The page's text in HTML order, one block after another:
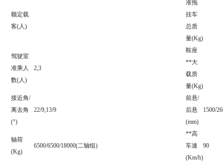
额定载
客(人)
准拖
挂车
总质
量(Kg)
驾驶室
准乘人
数(人)
2,3
鞍座
**大
载质
量(Kg)
接近角/
离去角
(°)
22/9,13/9
前悬/
后悬
(mm)
1500/
轴荷
(Kg)
6500/6500/18000(二轴组)
**高
车速
(Km/h)
90